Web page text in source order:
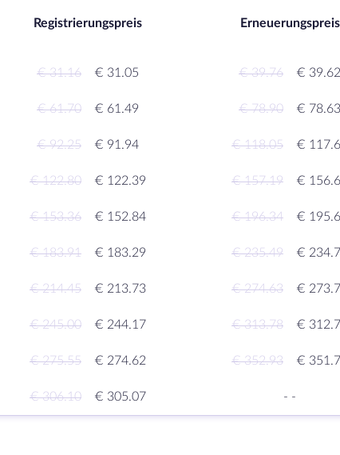
Registrierungspreis Erneuerungspreis
€ 31.16 € 31.05 € 39.76 € 39.62
€ 61.70 € 61.49 € 78.90 € 78.63
€ 92.25 € 91.94 € 118.05 €
€ 122.80 € 122.39 € 157.19 €
€ 153.36 € 152.84 € 196.34 €
€ 183.91 € 183.29 € 235.49 €
€ 214.45 € 213.73 € 274.63 €
€ 245.00 € 244.17 € 313.78 €
€ 275.55 € 274.62 € 352.93 €
€ 306.10 € 305.07 - -